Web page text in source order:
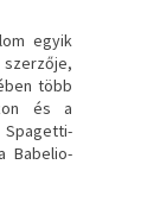
egyik
több
és a
Babelio-